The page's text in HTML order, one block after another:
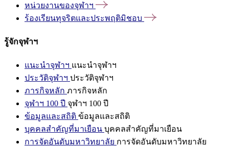
หน่วยงานของจุฬาฯ
ร้องเรียนทุจริตและประพฤติมิชอบ
รู้จักจุฬาฯ
แนะนำจุฬาฯ แนะนำจุฬาฯ
ประวัติจุฬาฯ ประวัติจุฬาฯ
ภารกิจหลัก ภารกิจหลัก
จุฬาฯ 100 ปี จุฬาฯ 100 ปี
ข้อมูลและสถิติ ข้อมูลและสถิติ
บุคคลสำคัญที่มาเยือน บุคคลสำคัญที่มาเยือน
การจัดอันดับมหาวิทยาลัย การจัดอันดับมหาวิทยาลัย